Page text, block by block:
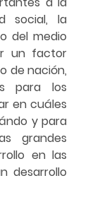
social, la
del medio
un factor
de nación,
para los
en cuáles
y para
grandes
en las
desarrollo